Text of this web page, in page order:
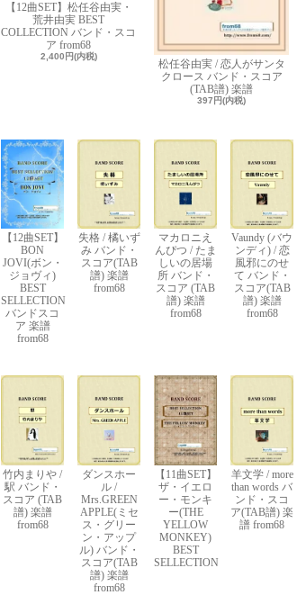
【12曲SET】松任谷由実・
荒井由実 BEST
COLLECTION バンド・スコ
ア from68
2,400円(内税)
松任谷由実 / 恋人がサンタ
クロース バンド・スコア
(TAB譜) 楽譜
397円(内税)
【12曲SET】
BON
JOVI(ボン・
ジョヴィ)
BEST
SELLECTION
バンドスコ
ア 楽譜
from68
失格 / 橘いず
み バンド・
スコア(TAB
譜) 楽譜
from68
マカロニえ
んぴつ / たま
しいの居場
所 バンド・
スコア (TAB
譜) 楽譜
from68
Vaundy (バウ
ンディ) / 恋
風邪にのせ
て バンド・
スコア(TAB
譜) 楽譜
from68
竹内まりや /
駅 バンド・
スコア (TAB
譜) 楽譜
from68
ダンスホー
ル /
Mrs.GREEN
APPLE(ミセ
ス・グリー
ン・アップ
ル) バンド・
スコア(TAB
譜) 楽譜
from68
【11曲SET】
ザ・イエロ
ー・モンキ
ー(THE
YELLOW
MONKEY)
BEST
SELLECTION
羊文学 / more
than words バ
ンド・スコ
ア(TAB譜) 楽
譜 from68